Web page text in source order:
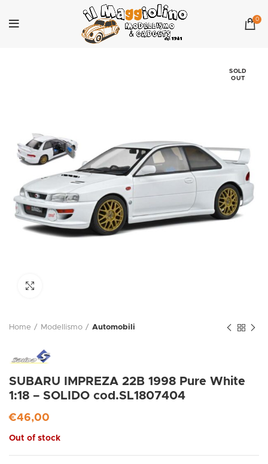
0
SOLD
OUT
Home Modellismo Automobili
SUBARU IMPREZA 22B 1998 Pure White
1:18 – SOLIDO cod.SL1807404
€46,00
Out of stock